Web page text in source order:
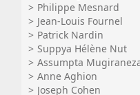
Philippe Mesnard
Jean-Louis Fournel
Patrick Nardin
Suppya Hélène Nut
Assumpta
Anne Aghion
Joseph Cohen